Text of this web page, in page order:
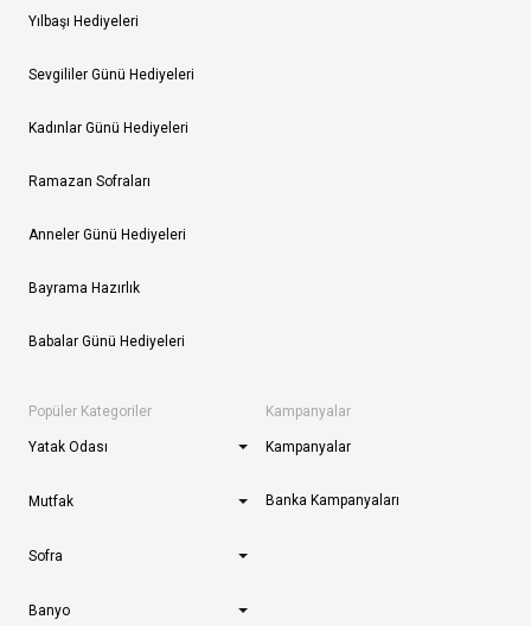
Yılbaşı Hediyeleri
Sevgililer Günü Hediyeleri
Kadınlar Günü Hediyeleri
Ramazan Sofraları
Anneler Günü Hediyeleri
Bayrama Hazırlık
Babalar Günü Hediyeleri
Popüler Kategoriler
Yatak Odası
Mutfak
Sofra
Banyo
Kampanyalar
Kampanyalar
Banka Kampanyaları